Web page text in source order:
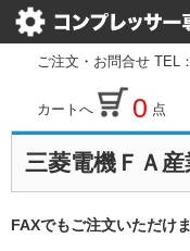
ご注文・お問合せ TEL：
カートへ 0 点
三菱電機ＦＡ
FAXでもご注文いただけ